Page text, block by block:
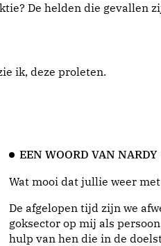
De helden die gevallen
ik, deze proleten.
EEN WOORD VAN NARDY
Wat mooi dat jullie weer
De afgelopen tijd zijn we
goksector op mij als
hulp van hen die in de